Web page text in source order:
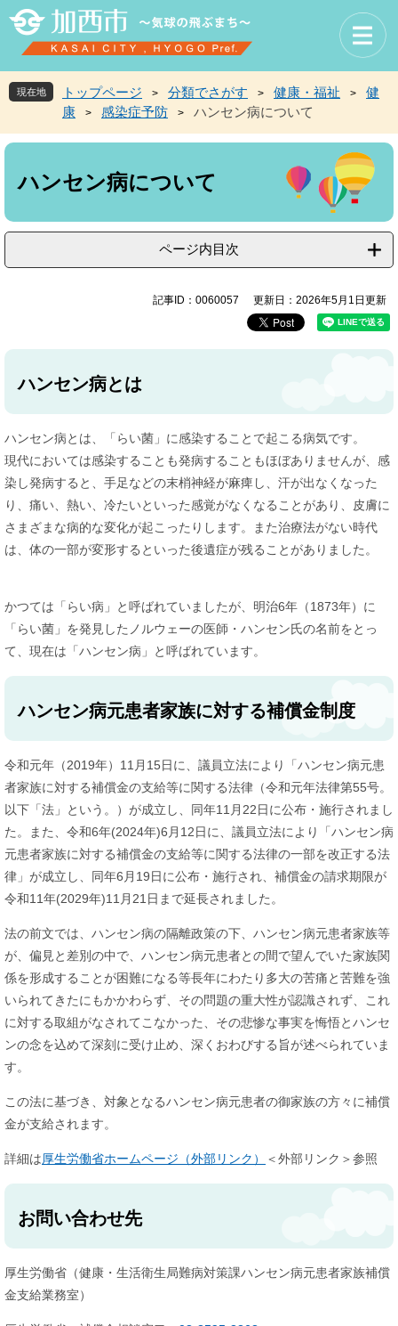
先
頭
す
を
飛
し
へ
現在地 トップページ > 分類でさがす > 健康・福祉 >
健
康
> 感染症予防 > ハンセン病について
本
ハンセン病について
ページ内目次
記事ID：0060057 更新日：2026年5月1日更新
ハンセン病とは
ハンセン病とは、「らい菌」に感染することで起こる病気です。
現代においては感染することも発病することもほぼありませんが、感
染し発病すると、手足などの末梢神経が麻痺し、汗が出なくなった
り、痛い、熱い、冷たいといった感覚がなくなることがあり、皮膚に
さまざまな病的な変化が起こったりします。また治療法がない時代
は、体の一部が変形するといった後遺症が残ることがありました。
かつては「らい病」と呼ばれていましたが、明治6年（1873年）に
「らい菌」を発見したノルウェーの医師・ハンセン氏の名前をとっ
て、現在は「ハンセン病」と呼ばれています。
ハンセン病元患者家族に対する補償金制度
令和元年（2019年）11月15日に、議員立法により「ハンセン病元患
者家族に対する補償金の支給等に関する法律（令和元年法律第55号。
以下「法」という。）が成立し、同年11月22日に公布・施行されまし
た。また、令和6年(2024年)6月12日に、議員立法により「ハンセン病
元患者家族に対する補償金の支給等に関する法律の一部を改正する法
律」が成立し、同年6月19日に公布・施行され、補償金の請求期限が
令和11年(2029年)11月21日まで延長されました。
法の前文では、ハンセン病の隔離政策の下、ハンセン病元患者家族等
が、偏見と差別の中で、ハンセン病元患者との間で望んでいた家族関
係を形成することが困難になる等長年にわたり多大の苦痛と苦難を強
いられてきたにもかかわらず、その問題の重大性が認識されず、これ
に対する取組がなされてこなかった、その悲惨な事実を悔悟とハンセ
ンの念を込めて深刻に受け止め、深くおわびする旨が述べられていま
す。
この法に基づき、対象となるハンセン病元患者の御家族の方々に補償
金が支給されます。
詳細は厚生労働省ホームページ（外部リンク） ＜外部リンク＞参照
お問い合わせ先
厚生労働省（健康・生活衛生局難病対策課ハンセン病元患者家族補償
金支給業務室）